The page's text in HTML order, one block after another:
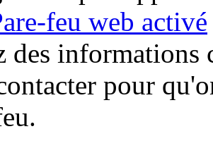
feu web activé
des informations
pour